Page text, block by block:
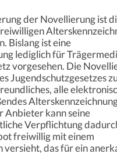
der Novellierung ist
Bislang ist eine
lediglich für
vorgesehen. Die
Jugendschutzgesetzes
alle
kann seine
Verpflichtung
freiwillig mit einem
versieht, das für ein